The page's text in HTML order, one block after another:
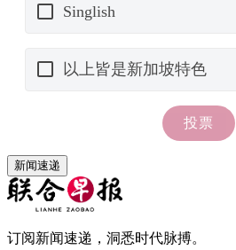
新闻速递
订阅新闻速递，洞悉时代脉搏。